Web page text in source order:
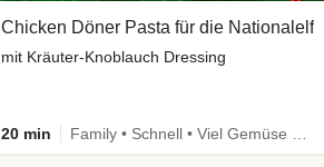
Chicken Döner Pasta für die Nationalelf
mit Kräuter-Knoblauch Dressing
20 min Family • Schnell • Viel Gemüse • High Protein